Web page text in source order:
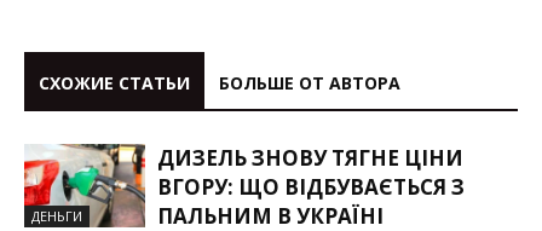
СХОЖИЕ СТАТЬИ БОЛЬШЕ ОТ АВТОРА
ДЕНЬГИ
ДИЗЕЛЬ ЗНОВУ ТЯГНЕ ЦІНИ
ВГОРУ: ЩО ВІДБУВАЄТЬСЯ З
ПАЛЬНИМ В УКРАЇНІ